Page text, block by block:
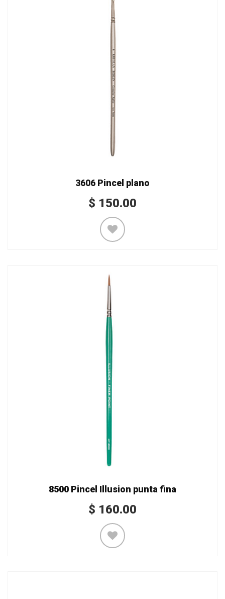
3606 Pincel plano
$ 150.00
8500 Pincel Illusion punta fina
$ 160.00